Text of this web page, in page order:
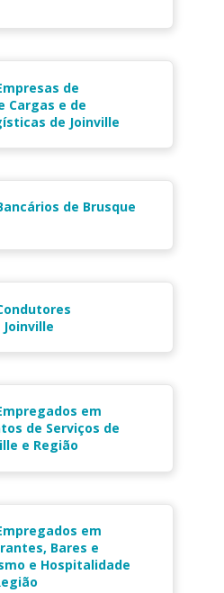
de
Cargas e de
de Joinville
de Brusque
em
de Serviços de
e Região
em
Bares e
e Hospitalidade